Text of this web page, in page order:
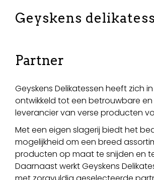
Geyskens
Partner
Geyskens Delikatessen heeft zich
ontwikkeld tot een betrouwbare en
leverancier van verse producten
Met een eigen slagerij biedt het
mogelijkheid om een breed
producten op maat te snijden en
Daarnaast werkt Geyskens